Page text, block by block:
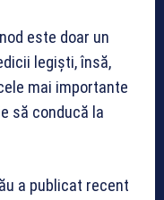
este doar un
legiști, însă,
mai importante
să conducă la
a publicat recent